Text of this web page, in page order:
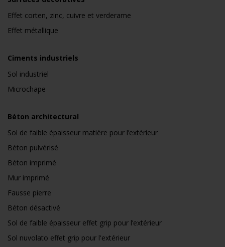
Effet corten, zinc, cuivre et verderame
Effet métallique
Ciments industriels
Sol industriel
Microchape
Béton architectural
Sol de faible épaisseur matière pour l’extérieur
Béton pulvérisé
Béton imprimé
Mur imprimé
Fausse pierre
Béton désactivé
Sol de faible épaisseur effet grip pour l’extérieur
Sol nuvolato effet grip pour l'extérieur